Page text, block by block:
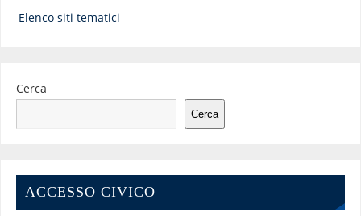
Elenco siti tematici
Cerca
Cerca
ACCESSO CIVICO